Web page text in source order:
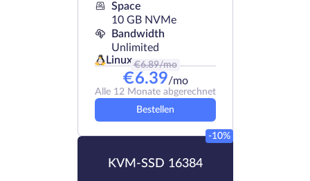
Space
10 GB NVMe
Bandwidth
Unlimited
Linux€6.89/mo
€6.39/mo
Alle 12 Monate abgerechnet
Bestellen
KVM-SSD 16384
-10%